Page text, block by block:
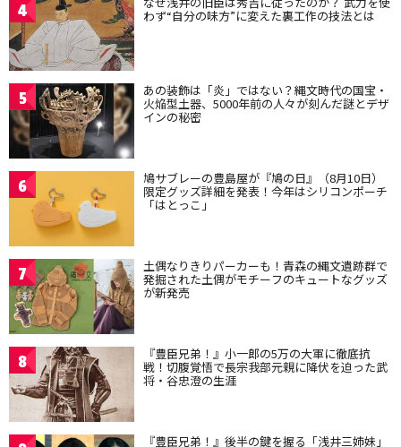
4 わず“自分の味方”に変えた裏工作の技法とは
5 あの装飾は「炎」ではない？縄文時代の国宝・
火焔型土器、5000年前の人々が刻んだ謎とデザ
インの秘密
6 鳩サブレーの豊島屋が『鳩の日』（8月10日）
限定グッズ詳細を発表！今年はシリコンポーチ
「はとっこ」
7 土偶なりきりパーカーも！青森の縄文遺跡群で
発掘された土偶がモチーフのキュートなグッズ
が新発売
8 『豊臣兄弟！』小一郎の5万の大軍に徹底抗
戦！切腹覚悟で長宗我部元親に降伏を迫った武
将・谷忠澄の生涯
『豊臣兄弟！』後半の鍵を握る「浅井三姉妹」